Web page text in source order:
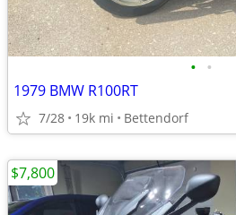
• •
1979 BMW R100RT
7/28 19k mi Bettendorf
$7,800